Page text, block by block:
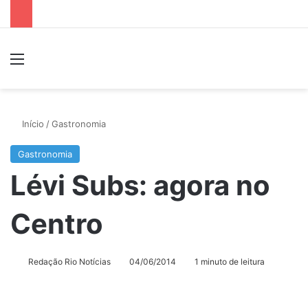
Início /Gastronomia
Gastronomia
Lévi Subs: agora no
Centro
Redação Rio Notícias 04/06/2014 1 minuto de leitura